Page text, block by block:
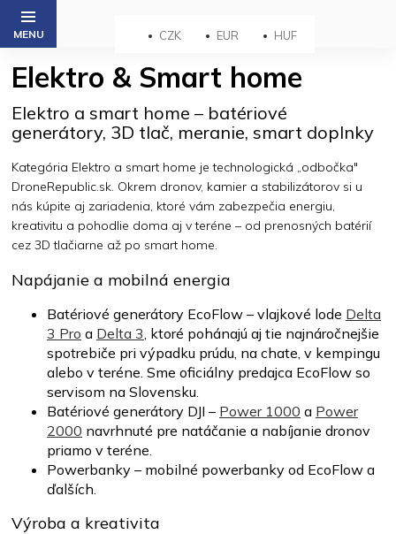
Prejsť
obsah
CZK EUR HUF
Elektro & Smart home
Elektro a smart home – batériové
generátory, 3D tlač, meranie, smart doplnky
Kategória Elektro a smart home je technologická „odbočka"
DroneRepublic.sk. Okrem dronov, kamier a stabilizátorov si u
nás kúpite aj zariadenia, ktoré vám zabezpečia energiu,
kreativitu a pohodlie doma aj v teréne – od prenosných batérií
cez 3D tlačiarne až po smart home.
Napájanie a mobilná energia
Batériové generátory EcoFlow – vlajkové lode Delta
3 Pro a Delta 3 , ktoré pohánajú aj tie najnáročnejšie
spotrebiče pri výpadku prúdu, na chate, v kempingu
alebo v teréne. Sme oficiálny predajca EcoFlow so
servisom na Slovensku.
Batériové generátory DJI – Power 1000 a Power
2000 navrhnuté pre natáčanie a nabíjanie dronov
priamo v teréne.
Powerbanky – mobilné powerbanky od EcoFlow a
ďalších.
Výroba a kreativita